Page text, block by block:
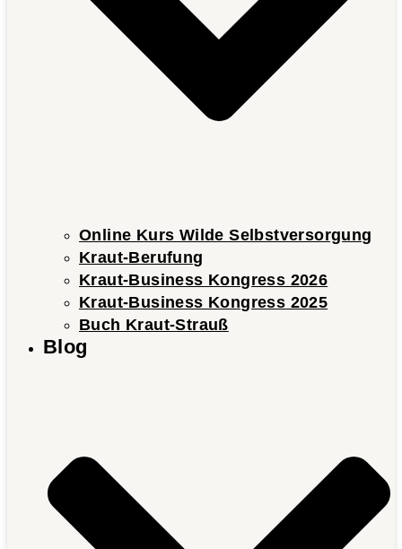
Online Kurs Wilde Selbstversorgung
Kraut-Berufung
Kraut-Business Kongress 2026
Kraut-Business Kongress 2025
Buch Kraut-Strauß
Blog